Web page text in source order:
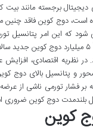
برجسته مانند
به ۲۱ میلیون واحد محدود شده
که این امر پتانسیل
در نظریه اقتصادی،
و پتانسیل بالای دوج
بر فشار تورمی ناشی از
بلندمدت دوج کوین
کوین